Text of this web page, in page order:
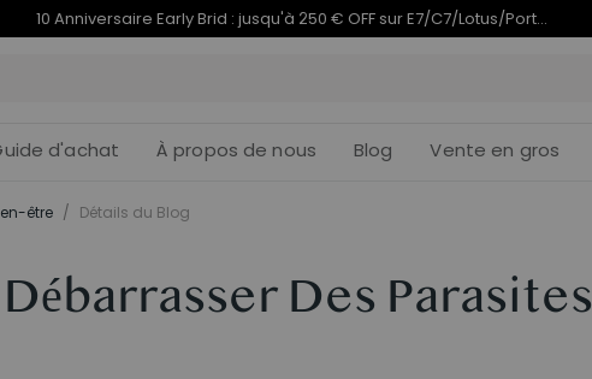
du 10e anniversaire | C7 Morpher dès 579,99 € Termine en 10j 00
d'achat À propos de nous Blog Vente en gros
être / Détails du Blog
Des Parasites